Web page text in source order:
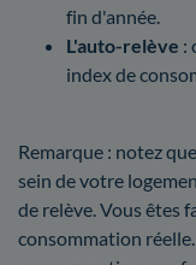
fin d'année.
L'auto-relève :
index de
Remarque : notez
sein de votre
de relève. Vous êtes
consommation